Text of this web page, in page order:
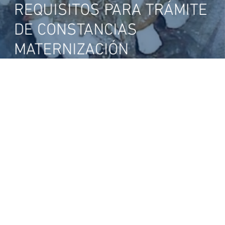
REQUISITOS PARA TRÁMITE
DE CONSTANCIAS
MATERNIZACIÓN